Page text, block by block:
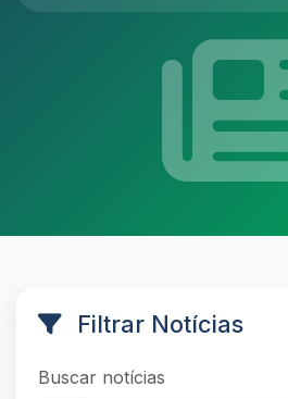
Filtrar Notícias
Buscar notícias